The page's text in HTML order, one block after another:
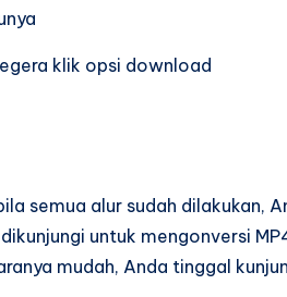
klik opsi download
semua alur sudah dilakukan,
untuk mengonversi
mudah, Anda tinggal